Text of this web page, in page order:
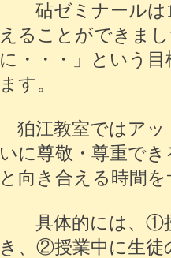
砧ゼミナールは
えることができま
に・・・」という
ます。
狛江教室ではアッ
いに尊敬・尊重で
と向き合える時間
具体的には、①授
き、②授業中に生徒